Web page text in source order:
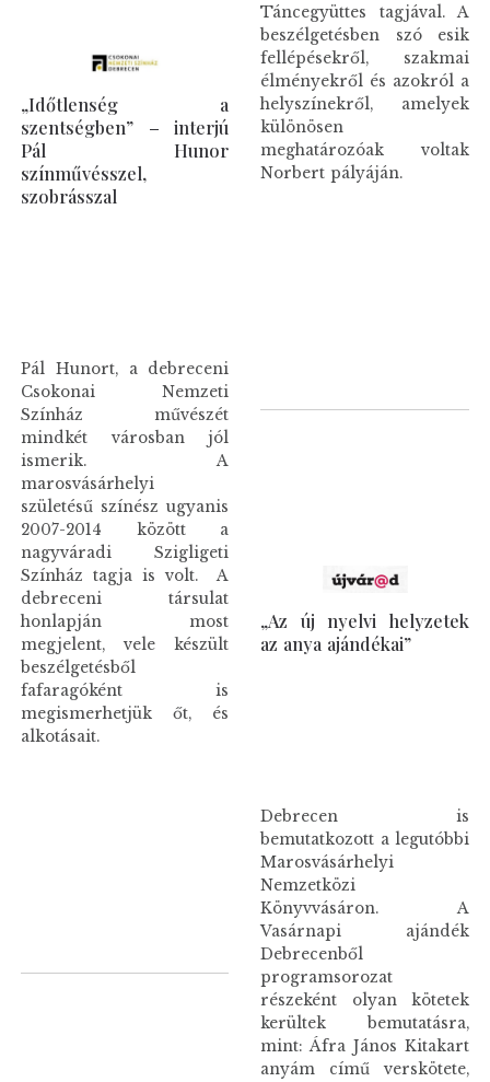
„Időtlenség a
szentségben” – interjú
Pál Hunor
színművésszel,
szobrásszal
Pál Hunort, a debreceni
Csokonai Nemzeti
Színház művészét
mindkét városban jól
ismerik. A
marosvásárhelyi
születésű színész ugyanis
2007-2014 között a
nagyváradi Szigligeti
Színház tagja is volt. A
debreceni társulat
honlapján most
megjelent, vele készült
beszélgetésből
fafaragóként is
megismerhetjük őt, és
alkotásait.
Táncegyüttes tagjával. A
beszélgetésben szó esik
fellépésekről, szakmai
élményekről és azokról a
helyszínekről, amelyek
különösen
meghatározóak voltak
Norbert pályáján.
„Az új nyelvi helyzetek
az anya ajándékai”
Debrecen is
bemutatkozott a legutóbbi
Marosvásárhelyi
Nemzetközi
Könyvvásáron. A
Vasárnapi ajándék
Debrecenből
programsorozat
részeként olyan kötetek
kerültek bemutatásra,
mint: Áfra János Kitakart
anyám című verskötete,